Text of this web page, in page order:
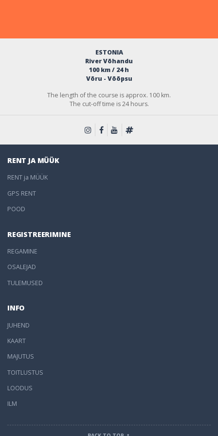
ESTONIA
River Võhandu
100 km / 24 h
Võru - Võõpsu
The length of the course is approx. 100 km.
The cut-off time is 24 hours.
RENT JA MÜÜK
RENT ja MÜÜK
GPS RENT
POOD
REGISTREERIMINE
REGAMINE
OSALEJAD
TULEMUSED
INFO
JUHEND
KAART
MAJUTUS
TOITLUSTUS
LOODUS
ILM